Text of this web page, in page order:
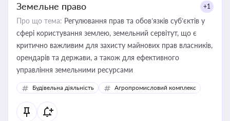
Земельне право +1
Про що тема: Регулювання прав та обов’язків суб’єктів у
сфері користування землею, земельний сервітут, що є
критично важливим для захисту майнових прав власників,
орендарів та держави, а також для ефективного
управління земельними ресурсами
Будівельна діяльність Агропромисловий комплекс